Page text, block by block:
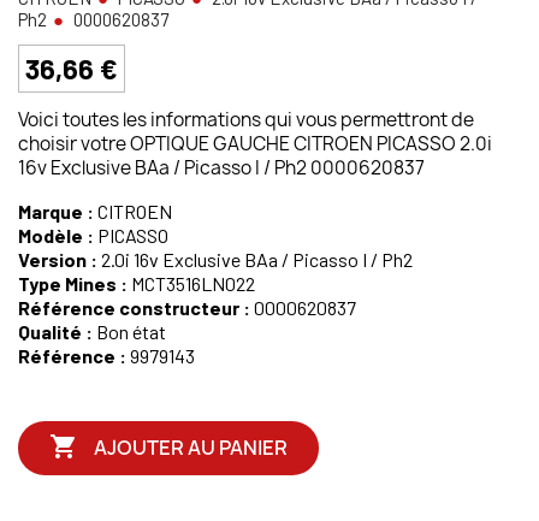
Ph2
0000620837
36,66 €
Voici toutes les informations qui vous permettront de
choisir votre OPTIQUE GAUCHE CITROEN PICASSO 2.0i
16v Exclusive BAa / Picasso I / Ph2 0000620837
Marque : CITROEN
Modèle : PICASSO
Version : 2.0i 16v Exclusive BAa / Picasso I / Ph2
Type Mines : MCT3516LN022
Référence constructeur : 0000620837
Qualité : Bon état
Référence : 9979143
 AJOUTER AU PANIER